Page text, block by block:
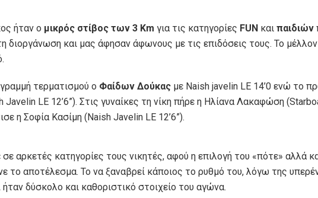
ήταν ο μικρός στίβος των 3 Km για τις κατηγορίες FUN και παιδιών
διοργάνωση και μας άφησαν άφωνους με τις επιδόσεις τους. Το
τερματισμού ο Φαίδων Δούκας με Naish javelin LE 14’0 ενώ το
LE 12’6”). Στις γυναίκες τη νίκη πήρε η Ηλίανα Λακαφώση
η Σοφία Κασίμη (Naish Javelin LE 12’6”).
σε αρκετές κατηγορίες τους νικητές, αφού η επιλογή του «πότε» αλλά
το αποτέλεσμα. Το να ξαναβρεί κάποιος το ρυθμό του, λόγω της
ήταν δύσκολο και καθοριστικό στοιχείο του αγώνα.